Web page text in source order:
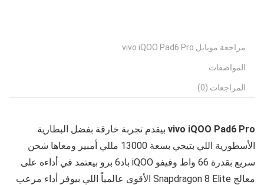
مراجعة موبايل vivo iQOO Pad6 Pro
المواصفات
المراجعات (0)
vivo iQOO Pad6 Pro بيقدم تجربة خارقة بفضل البطارية
الأسطورية اللي بتيجي بسعة 13000 مللي أمبير ومعاها شحن
سريع بقدرة 66 واط وفيفو iQOO باد6 برو بيعتمد في أداءه على
معالج Snapdragon 8 Elite الأقوى عالمياً اللي بيوفر أداء مرعب